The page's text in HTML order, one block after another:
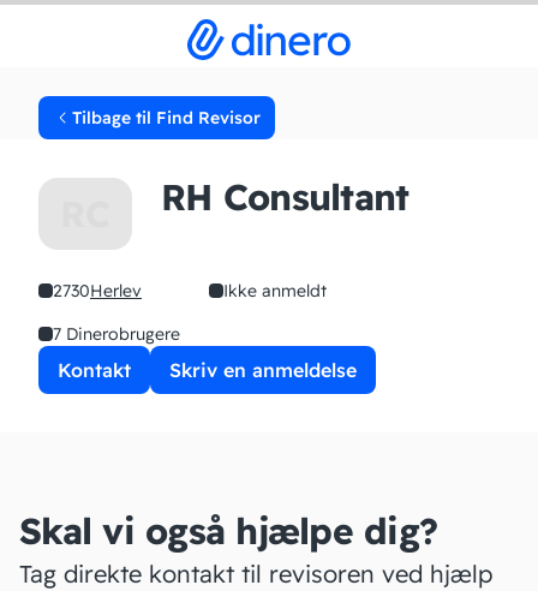
Tilbage til Find Revisor
RH Consultant
2730Herlev
Ikke anmeldt
7 Dinerobrugere
Kontakt Skriv en anmeldelse
Skal vi også hjælpe dig?
Tag direkte kontakt til revisoren ved hjælp